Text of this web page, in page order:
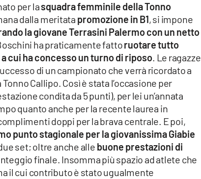
per lasquadra femminile della Tonno
dalla meritata promozione in B1, si impone
la giovane Terrasini Palermo con un netto
ha praticamente fattoruotare tutto
cui ha concesso un turno di riposo. Le ragazze
di un campionato che verrà ricordato a
Callipo. Così è stata l’occasione per
condita da 5 punti), per lei un’annata
quanto anche per la recente laurea in
doppi per la brava centrale. E poi,
punto stagionale per la giovanissima Giabie
set; oltre anche alle buone prestazioni di
finale. Insomma più spazio ad atlete che
il cui contributo è stato ugualmente